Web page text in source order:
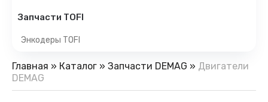
Запчасти TOFI
Энкодеры TOFI
Главная » Каталог » Запчасти DEMAG » Двигатели
DEMAG